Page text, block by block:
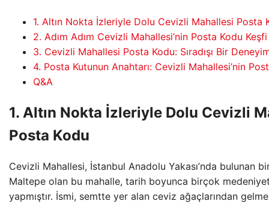
1. Altın Nokta İzleriyle Dolu Cevizli Mahallesi Posta
2. Adım Adım Cevizli Mahallesi’nin Posta Kodu Keşfi
3. Cevizli Mahallesi Posta Kodu: Sıradışı Bir
4. Posta Kutunun Anahtarı: Cevizli Mahallesi’nin
Q&A
1. Altın Nokta İzleriyle Dolu Cevizli
Posta Kodu
Cevizli Mahallesi, İstanbul Anadolu Yakası’nda bulunan
Maltepe olan bu mahalle, tarih boyunca birçok
yapmıştır. İsmi, semtte yer alan ceviz ağaçlarından